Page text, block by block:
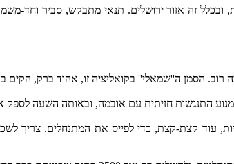
זה אזור ירושלים. תנאי מתבקש, סביר וחד-
הסמן ה''שמאלי'' בקואליציה זו, אהוד ברק, הקים
התנגשות חזיתית עם אובמה, ובאותה השעה לספק
עוד קצת-קצת, כדי לפייס את המתנחלים.